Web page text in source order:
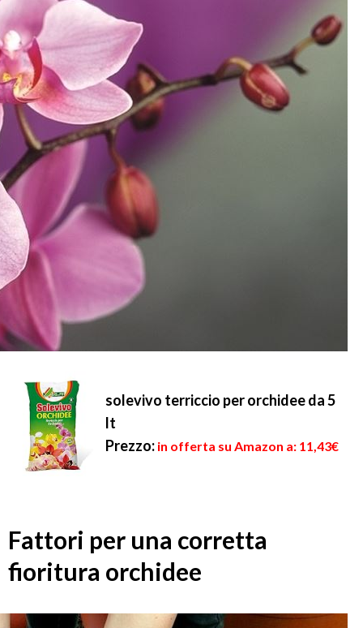
solevivo terriccio per orchidee da 5
lt
Prezzo: in offerta su Amazon a: 11,43€
Fattori per una corretta
fioritura orchidee